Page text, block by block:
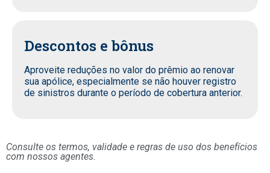
Descontos e bônus
Aproveite reduções no valor do prêmio ao renovar
sua apólice, especialmente se não houver registro
de sinistros durante o período de cobertura anterior.
Consulte os termos, validade e regras de uso dos benefícios
com nossos agentes.